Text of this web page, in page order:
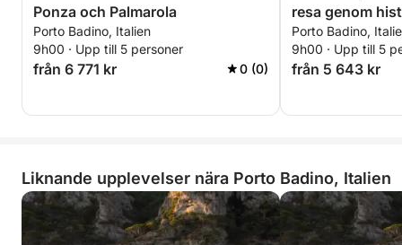
Ponza och Palmarola
Porto Badino, Italien
9h00 · Upp till 5 personer
från 6 771 kr 0 (0)
resa genom
Porto Badino,
9h00 · Upp till 5
från 5 643 kr
Liknande upplevelser nära Porto Badino, Italien